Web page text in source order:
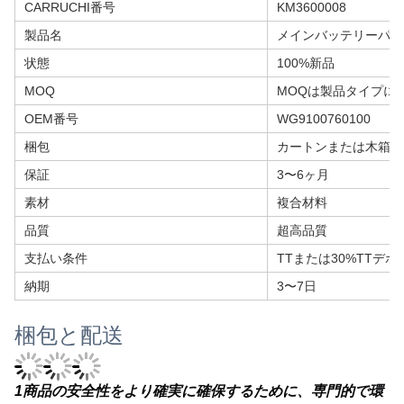
CARRUCHI番号
KM3600008
製品名
メインバッテリーパ
状態
100%新品
MOQ
MOQは製品タイプに
OEM番号
WG9100760100
梱包
カートンまたは木箱
保証
3〜6ヶ月
素材
複合材料
品質
超高品質
支払い条件
TTまたは30%TTデポ
納期
3〜7日
梱包と配送